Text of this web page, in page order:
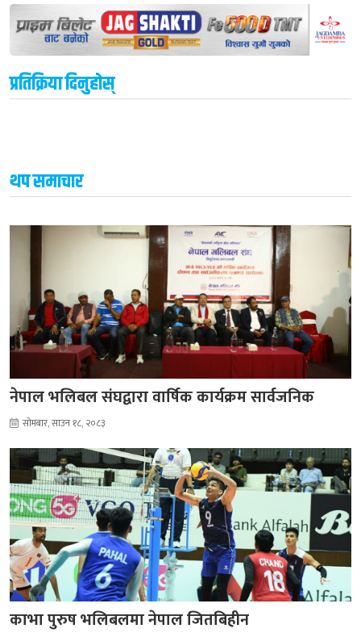
प्रतिक्रिया दिनुहोस्
थप समाचार
नेपाल भलिबल संघद्वारा वार्षिक कार्यक्रम सार्वजनिक
सोमबार, साउन १८, २०८३
काभा पुरुष भलिबलमा नेपाल जितबिहीन